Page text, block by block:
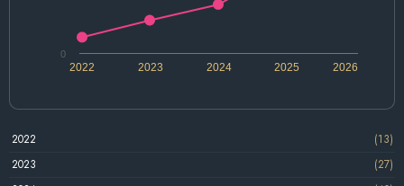
2022 2024 2026
2023 2025
0
2022
(13)
2023
(27)